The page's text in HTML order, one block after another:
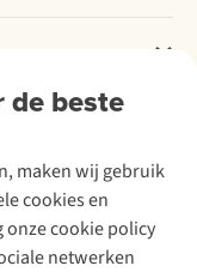
de beste
maken wij gebruik
cookies en
onze cookie policy
netwerken